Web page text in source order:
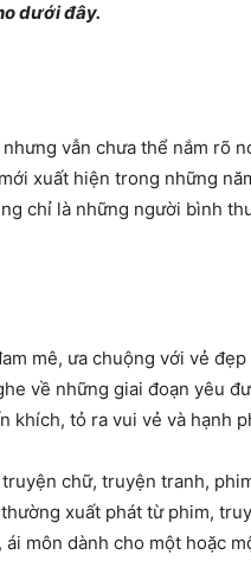
dưới đây.
nhưng vẫn chưa thể nắm rõ
xuất hiện trong những
chỉ là những người bình
mê, ưa chuộng với vẻ
về những giai đoạn yêu
khích, tỏ ra vui vẻ và hạnh
chữ, truyện tranh,
xuất phát từ phim,
môn dành cho một hoặc